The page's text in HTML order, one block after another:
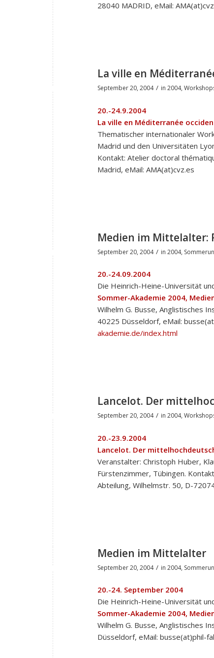
28040 MADRID, eMail:
La ville en
September 20, 2004 / in 2004,
20.-24.9.2004
La ville en Méditerranée
Thematischer internationaler
Madrid und den Universitäten
Kontakt: Atelier doctoral
Madrid, eMail: AMA(at)cvz.es
Medien im Mittelalter:
September 20, 2004 / in 2004,
20.-24.09.2004
Die Heinrich-Heine-Universität
Sommer-Akademie 2004,
Wilhelm G. Busse, Anglistisches
40225 Düsseldorf, eMail:
akademie.de/index.html
Lancelot. Der
September 20, 2004 / in 2004,
20.-23.9.2004
Lancelot. Der
Veranstalter: Christoph Huber,
Fürstenzimmer, Tübingen.
Abteilung, Wilhelmstr. 50, D-
Medien im Mittelalter
September 20, 2004 / in 2004,
20.-24. September 2004
Die Heinrich-Heine-Universität
Sommer-Akademie 2004,
Wilhelm G. Busse, Anglistisches
Düsseldorf, eMail: busse(at)phil-